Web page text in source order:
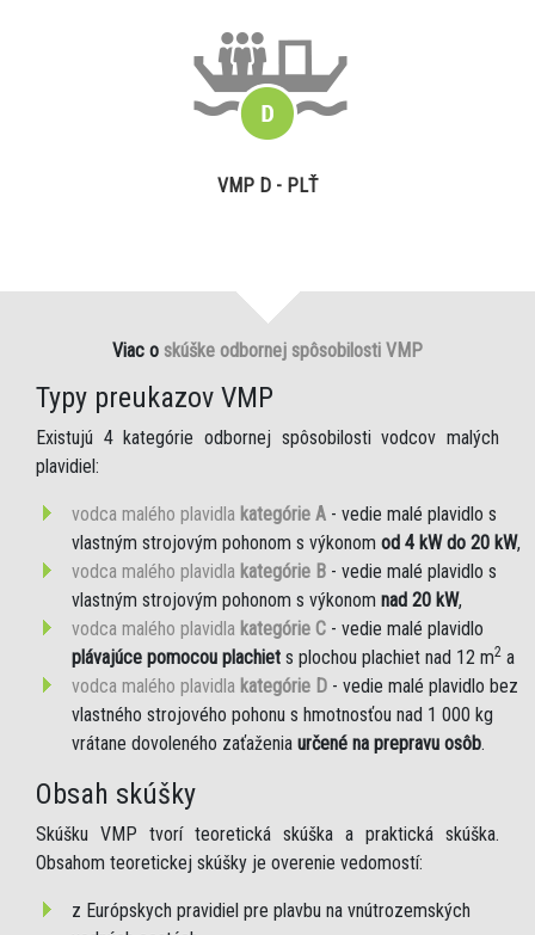
VMP D - PLŤ
Viac o skúške odbornej spôsobilosti VMP
Typy preukazov VMP
Existujú 4 kategórie odbornej spôsobilosti vodcov malých
plavidiel:
vodca malého plavidla kategórie A - vedie malé plavidlo s
vlastným strojovým pohonom s výkonom od 4 kW do 20 kW,
vodca malého plavidla kategórie B - vedie malé plavidlo s
vlastným strojovým pohonom s výkonom nad 20 kW,
vodca malého plavidla kategórie C - vedie malé plavidlo
plávajúce pomocou plachiet s plochou plachiet nad 12 m2 a
vodca malého plavidla kategórie D - vedie malé plavidlo bez
vlastného strojového pohonu s hmotnosťou nad 1 000 kg
vrátane dovoleného zaťaženia určené na prepravu osôb.
Obsah skúšky
Skúšku VMP tvorí teoretická skúška a praktická skúška.
Obsahom teoretickej skúšky je overenie vedomostí:
z Európskych pravidiel pre plavbu na vnútrozemských